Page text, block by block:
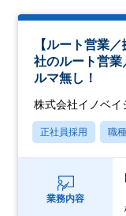
【ルート営業
社のルート営業
ルマ無し！
株式会社イノベイ
正社員採用 職
業務内容